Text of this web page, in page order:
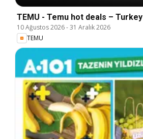
TEMU - Temu hot deals – Turkey
10 Ağustos 2026-31 Aralık 2026
TEMU